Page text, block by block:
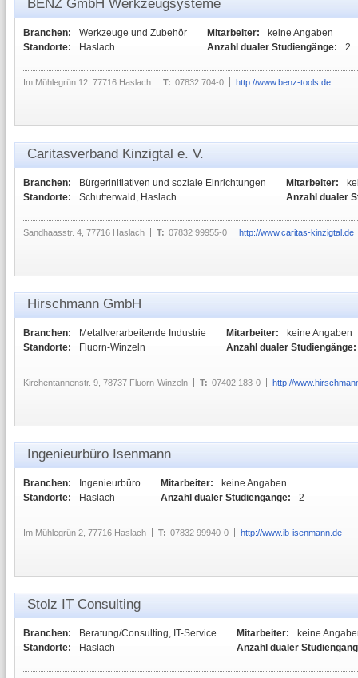
BENZ GmbH Werkzeugsysteme
Branchen:
Werkzeuge und Zubehör
Standorte:
Haslach
Mitarbeiter:
keine Angaben
Anzahl dualer Studiengänge:
2
Im Mühlegrün 12, 77716 Haslach T: 07832 704-0 http://www.benz-tools.de
Caritasverband Kinzigtal e. V.
Branchen:
Bürgerinitiativen und soziale Einrichtungen
Standorte:
Schutterwald, Haslach
Mitarbeiter:
Anzahl dualer
Sandhaasstr. 4, 77716 Haslach T: 07832 99955-0 http://www.caritas-kinzigtal.de
Hirschmann GmbH
Branchen:
Metallverarbeitende Industrie
Standorte:
Fluorn-Winzeln
Mitarbeiter:
keine Angaben
Anzahl dualer Studiengänge:
Kirchentannenstr. 9, 78737 Fluorn-Winzeln T: 07402 183-0 http://
Ingenieurbüro Isenmann
Branchen:
Ingenieurbüro
Standorte:
Haslach
Mitarbeiter:
keine Angaben
Anzahl dualer Studiengänge:
2
Im Mühlegrün 2, 77716 Haslach T: 07832 99940-0 http://www.ib-isenmann.de
Stolz IT Consulting
Branchen:
Beratung/Consulting, IT-Service
Standorte:
Haslach
Mitarbeiter:
keine
Anzahl dualer